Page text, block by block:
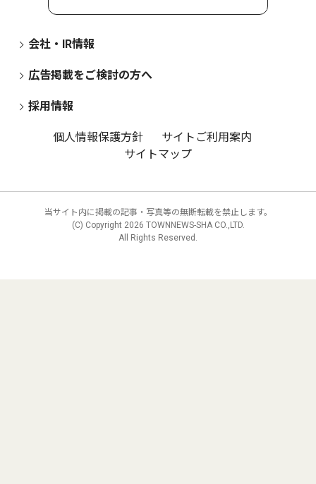
会社・IR情報
広告掲載をご検討の方へ
採用情報
個人情報保護方針
サイトご利用案内
サイトマップ
当サイト内に掲載の記事・写真等の無断転載を禁止します。
(C) Copyright 2026 TOWNNEWS-SHA CO.,LTD.
All Rights Reserved.